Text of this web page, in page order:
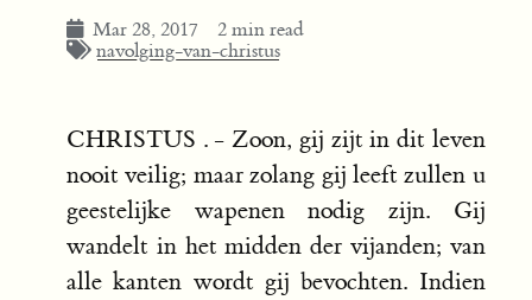
Mar 28, 2017
2 min read
navolging-van-christus
CHRISTUS . - Zoon, gij zijt in dit leven
nooit veilig; maar zolang gij leeft zullen u
geestelijke wapenen nodig zijn. Gij
wandelt in het midden der vijanden; van
alle kanten wordt gij bevochten. Indien